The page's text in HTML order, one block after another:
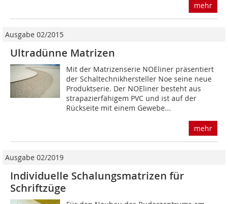
mehr
Ausgabe 02/2015
Ultradünne Matrizen
Mit der Matrizenserie NOEliner präsentiert
der Schaltechnikhersteller Noe seine neue
Produktserie. Der NOEliner besteht aus
strapazier­fähigem PVC und ist auf der
Rückseite mit einem Gewebe...
mehr
Ausgabe 02/2019
Individuelle Schalungsmatrizen für
Schriftzüge